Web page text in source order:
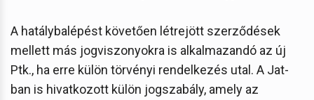
A hatálybalépést követően létrejött szerződések
mellett más jogviszonyokra is alkalmazandó az új
Ptk., ha erre külön törvényi rendelkezés utal. A Jat-
ban is hivatkozott külön jogszabály, amely az